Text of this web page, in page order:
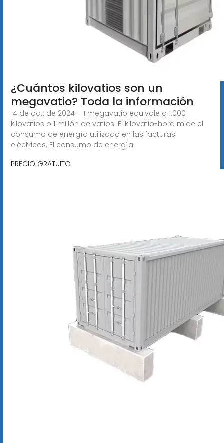
¿Cuántos kilovatios son un
megavatio? Toda la información
14 de oct. de 2024 · 1 megavatio equivale a 1.000
kilovatios o 1 millón de vatios. El kilovatio-hora mide el
consumo de energía utilizado en las facturas
eléctricas. El consumo de energía
PRECIO GRATUITO